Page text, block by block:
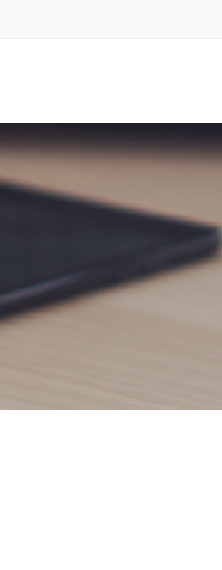
ツ
へ
ス
シ
ョ
ン